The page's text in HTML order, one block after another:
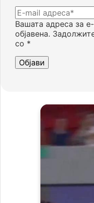
Вашата адреса за
објавена.
со *